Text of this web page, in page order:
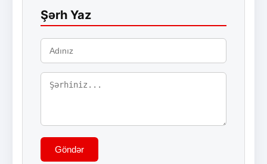
Şərh Yaz
Göndər